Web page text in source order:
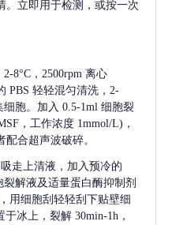
。立即用于检测，或按一次
2-8°C，2500rpm 离心
PBS 轻轻混匀清洗，2-
细胞。加入 0.5-1ml 细胞裂
，工作浓度 1mmol/L)，
合超声波破碎。
走上清液，加入预冷的
解液及适量蛋白酶抑制剂
用细胞刮轻轻刮下贴壁细
冰上，裂解 30min-1h，